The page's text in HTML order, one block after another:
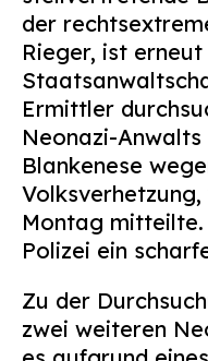
der
Rieger, ist
Ermittler
Neonazi-
Blankenese
Montag
Polizei ein
Zu der
zwei weiteren